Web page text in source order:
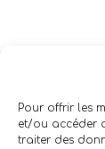
Pour offrir les
et/ou accéder
traiter des